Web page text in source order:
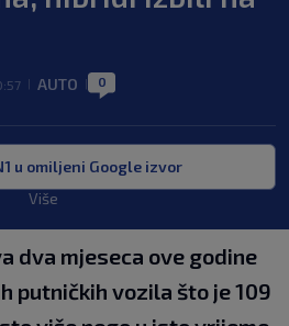
AUTO 0
u omiljeni Google izvor
Više
dva mjeseca ove godine
putničkih vozila što je 109